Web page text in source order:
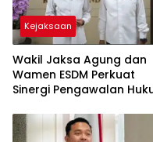
Kejaksaan
Wakil Jaksa Agung dan
Wamen ESDM Perkuat
Sinergi Pengawalan